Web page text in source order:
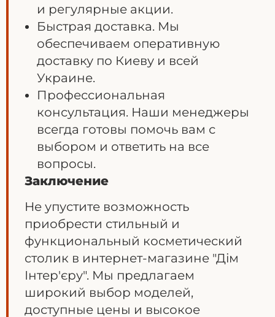
и регулярные акции.
Быстрая доставка. Мы
обеспечиваем оперативную
доставку по Киеву и всей
Украине.
Профессиональная
консультация. Наши менеджеры
всегда готовы помочь вам с
выбором и ответить на все
вопросы.
Заключение
Не упустите возможность
приобрести стильный и
функциональный косметический
столик в интернет-магазине "Дім
Інтер'єру". Мы предлагаем
широкий выбор моделей,
доступные цены и высокое